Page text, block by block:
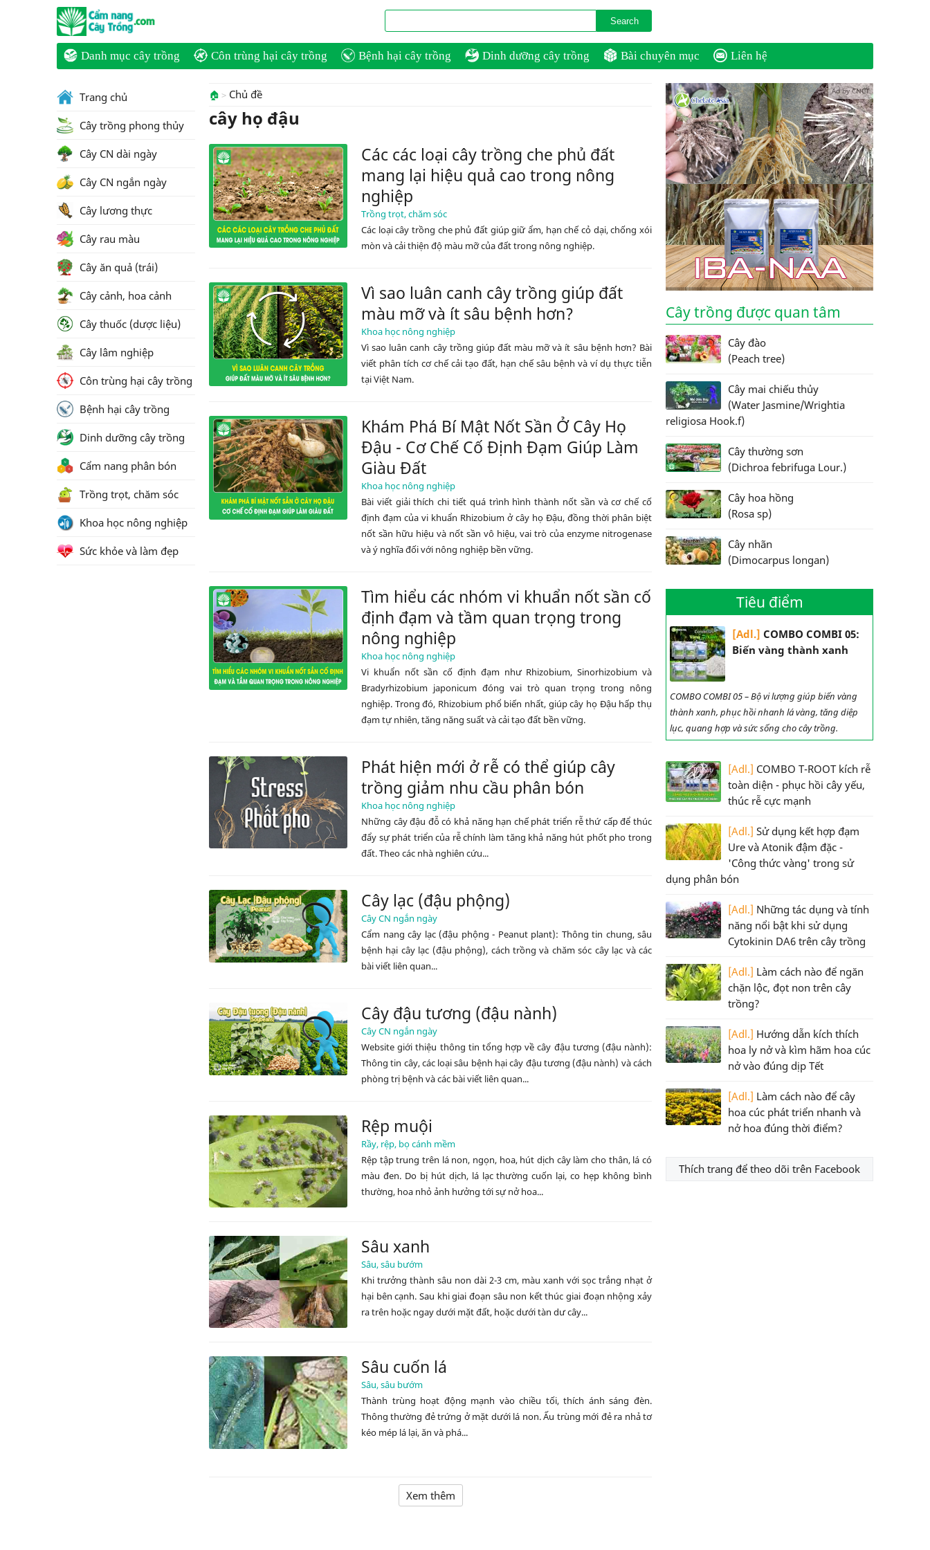
Danh mục cây trồng Côn trùng hại cây trồng Bệnh hại cây trồng Dinh dưỡng cây trồng Bài chuyên mục Liên hệ
🏠 Chủ đề
cây họ đậu
Các các loại cây trồng che phủ đất
mang lại hiệu quả cao trong nông
nghiệp
Trồng trọt, chăm sóc
Các loại cây trồng che phủ đất giúp giữ ẩm, hạn chế cỏ dại, chống xói
mòn và cải thiện độ màu mỡ của đất trong nông nghiệp.
Vì sao luân canh cây trồng giúp đất
màu mỡ và ít sâu bệnh hơn?
Khoa học nông nghiệp
Vì sao luân canh cây trồng giúp đất màu mỡ và ít sâu bệnh hơn? Bài
viết phân tích cơ chế cải tạo đất, hạn chế sâu bệnh và ví dụ thực tiễn
tại Việt Nam.
Khám Phá Bí Mật Nốt Sần Ở Cây Họ
Đậu - Cơ Chế Cố Định Đạm Giúp Làm
Giàu Đất
Khoa học nông nghiệp
Bài viết giải thích chi tiết quá trình hình thành nốt sần và cơ chế cố
định đạm của vi khuẩn Rhizobium ở cây họ Đậu, đồng thời phân biệt
nốt sần hữu hiệu và nốt sần vô hiệu, vai trò của enzyme nitrogenase
và ý nghĩa đối với nông nghiệp bền vững.
Tìm hiểu các nhóm vi khuẩn nốt sần cố
định đạm và tầm quan trọng trong
nông nghiệp
Khoa học nông nghiệp
Vi khuẩn nốt sần cố định đạm như Rhizobium, Sinorhizobium và
Bradyrhizobium japonicum đóng vai trò quan trọng trong nông
nghiệp. Trong đó, Rhizobium phổ biến nhất, giúp cây họ Đậu hấp thụ
đạm tự nhiên, tăng năng suất và cải tạo đất bền vững.
Phát hiện mới ở rễ có thể giúp cây
trồng giảm nhu cầu phân bón
Khoa học nông nghiệp
Những cây đậu đỗ có khả năng hạn chế phát triển rễ thứ cấp để thúc
đẩy sự phát triển của rễ chính làm tăng khả năng hút phốt pho trong
đất. Theo các nhà nghiên cứu...
Cây lạc (đậu phộng)
Cây CN ngắn ngày
Cẩm nang cây lạc (đậu phộng - Peanut plant): Thông tin chung, sâu
bệnh hại cây lạc (đậu phộng), cách trồng và chăm sóc cây lạc và các
bài viết liên quan...
Cây đậu tương (đậu nành)
Cây CN ngắn ngày
Website giới thiệu thông tin tổng hợp về cây đậu tương (đậu nành):
Thông tin cây, các loại sâu bệnh hại cây đậu tương (đậu nành) và cách
phòng trị bệnh và các bài viết liên quan...
Rệp muội
Rầy, rệp, bọ cánh mềm
Rệp tập trung trên lá non, ngọn, hoa, hút dịch cây làm cho thân, lá có
màu đen. Do bị hút dịch, lá lạc thường cuốn lại, co hẹp không bình
thường, hoa nhỏ ảnh hưởng tới sự nở hoa...
Sâu xanh
Sâu, sâu bướm
Khi trưởng thành sâu non dài 2-3 cm, màu xanh với sọc trắng nhạt ở
hại bên cạnh. Sau khi giai đoạn sâu non kết thúc giai đoạn nhộng xảy
ra trên hoặc ngay dưới mặt đất, hoặc dưới tàn dư cây...
Sâu cuốn lá
Sâu, sâu bướm
Thành trùng hoạt động mạnh vào chiều tối, thích ánh sáng đèn.
Thông thường đẻ trứng ở mặt dưới lá non. Ấu trùng mới đẻ ra nhả tơ
kéo mép lá lại, ăn và phá...
Xem thêm
Ad by CNCT
Cây trồng được quan tâm
Cây đào
(Peach tree)
Cây mai chiếu thủy
(Water Jasmine/Wrightia
religiosa Hook.f)
Cây thường sơn
(Dichroa febrifuga Lour.)
Cây hoa hồng
(Rosa sp)
Cây nhãn
(Dimocarpus longan)
Tiêu điểm
[Adl.] COMBO COMBI 05:
Biến vàng thành xanh
COMBO COMBI 05 – Bộ vi lượng giúp biến vàng
thành xanh, phục hồi nhanh lá vàng, tăng diệp
lục, quang hợp và sức sống cho cây trồng.
[Adl.] COMBO T-ROOT kích rễ
toàn diện - phục hồi cây yếu,
thúc rễ cực mạnh
[Adl.] Sử dụng kết hợp đạm
Ure và Atonik đậm đặc -
'Công thức vàng' trong sử
dụng phân bón
[Adl.] Những tác dụng và tính
năng nổi bật khi sử dụng
Cytokinin DA6 trên cây trồng
[Adl.] Làm cách nào để ngăn
chặn lộc, đọt non trên cây
trồng?
[Adl.] Hướng dẫn kích thích
hoa ly nở và kìm hãm hoa cúc
nở vào đúng dịp Tết
[Adl.] Làm cách nào để cây
hoa cúc phát triển nhanh và
nở hoa đúng thời điểm?
Thích trang để theo dõi trên Facebook
Trang chủ
Cây trồng phong thủy
Cây CN dài ngày
Cây CN ngắn ngày
Cây lương thực
Cây rau màu
Cây ăn quả (trái)
Cây cảnh, hoa cảnh
Cây thuốc (dược liệu)
Cây lâm nghiệp
Côn trùng hại cây trồng
Bệnh hại cây trồng
Dinh dưỡng cây trồng
Cẩm nang phân bón
Trồng trọt, chăm sóc
Khoa học nông nghiệp
Sức khỏe và làm đẹp